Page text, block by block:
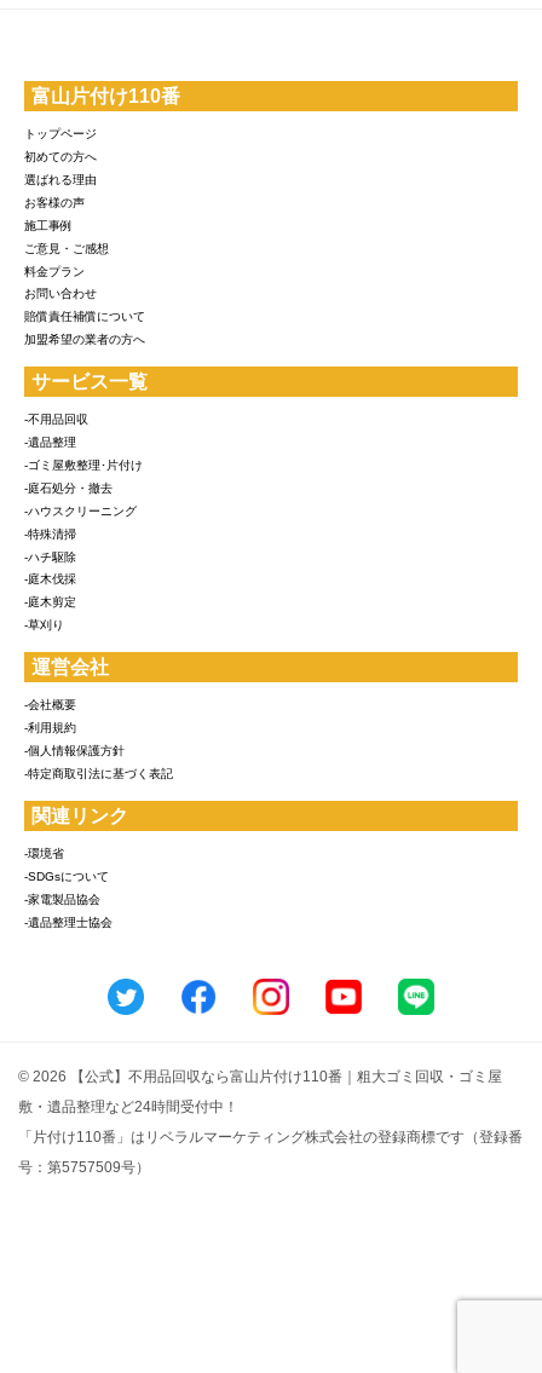
富山片付け110番
トップページ
初めての方へ
選ばれる理由
お客様の声
施工事例
ご意見・ご感想
料金プラン
お問い合わせ
賠償責任補償について
加盟希望の業者の方へ
サービス一覧
-不用品回収
-遺品整理
-ゴミ屋敷整理･片付け
-庭石処分・撤去
-ハウスクリーニング
-特殊清掃
-ハチ駆除
-庭木伐採
-庭木剪定
-草刈り
運営会社
-会社概要
-利用規約
-個人情報保護方針
-特定商取引法に基づく表記
関連リンク
-環境省
-SDGsについて
-家電製品協会
-遺品整理士協会
© 2026 【公式】不用品回収なら富山片付け110番｜粗大ゴミ回収・ゴミ屋
敷・遺品整理など24時間受付中！
「片付け110番」はリベラルマーケティング株式会社の登録商標です（登録番
号：第5757509号）